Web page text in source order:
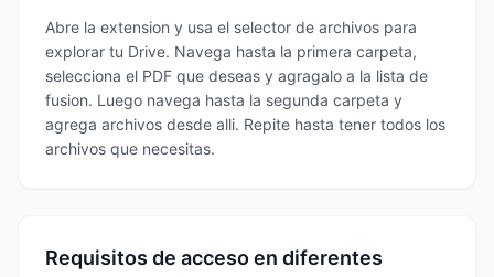
Abre la extension y usa el selector de archivos para
explorar tu Drive. Navega hasta la primera carpeta,
selecciona el PDF que deseas y agragalo a la lista de
fusion. Luego navega hasta la segunda carpeta y
agrega archivos desde alli. Repite hasta tener todos los
archivos que necesitas.
Requisitos de acceso en diferentes